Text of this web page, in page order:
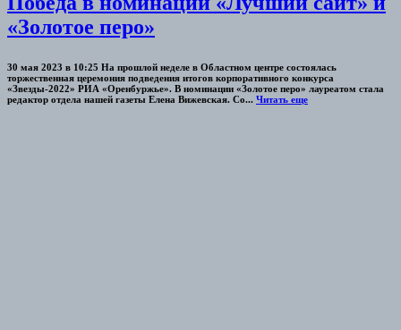
«Золотое перо»
30 мая 2023 в 10:25 На прошлой неделе в Областном центре состоялась
торжественная церемония подведения итогов корпоративного конкурса
«Звезды-2022» РИА «Оренбуржье». В номинации «Золотое перо» лауреатом стала
редактор отдела нашей газеты Елена Вижевская. Со... Читать еще